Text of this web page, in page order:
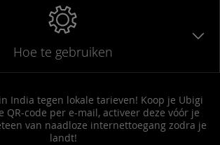
Hoe te gebruiken
India tegen lokale tarieven! Koop je Ubigi
QR-code per e-mail, activeer deze vóór je
van naadloze internettoegang zodra je
landt!